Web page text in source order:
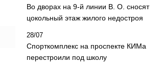
Во дворах на 9-й линии В. О. сносят
цокольный этаж жилого недостроя
28/07
Спорткомплекс на проспекте КИМа
перестроили под школу